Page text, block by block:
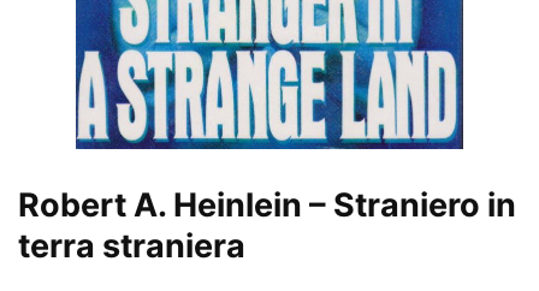
Robert A. Heinlein – Straniero in
terra straniera